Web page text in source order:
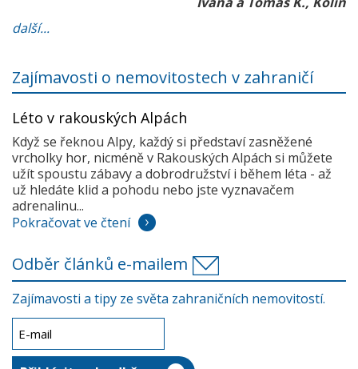
další...
Zajímavosti o nemovitostech v zahraničí
Léto v rakouských Alpách
Když se řeknou Alpy, každý si představí zasněžené
vrcholky hor, nicméně v Rakouských Alpách si můžete
užít spoustu zábavy a dobrodružství i během léta - až
už hledáte klid a pohodu nebo jste vyznavačem
adrenalinu...
Pokračovat ve čtení
Odběr článků e-mailem
Zajímavosti a tipy ze světa zahraničních nemovitostí.